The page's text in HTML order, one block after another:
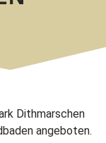
Dithmarschen
angeboten.